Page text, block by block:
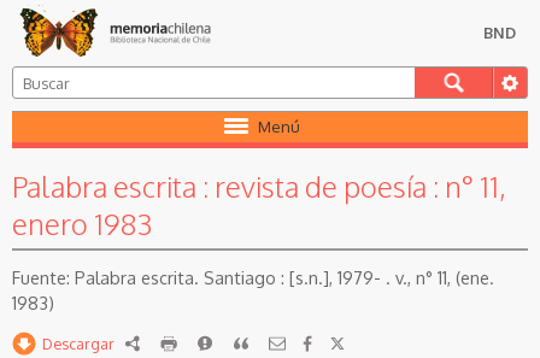
BND
Menú
Palabra escrita : revista de poesía : n° 11,
enero 1983
Palabra escrita. Santiago : [s.n.], 1979- . v., n° 11, (ene.
1983)
Descargar RDF imprimirReportarCitar